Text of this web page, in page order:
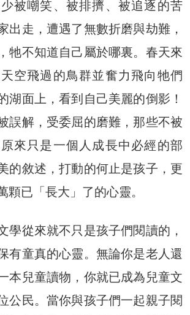
被嘲笑、被排擠、被追逐的苦
出走，遭遇了無數折磨與劫難，
牠不知道自己屬於哪裏。春天來
空飛過的鳥群並奮力飛向牠們
湖面上，看到自己美麗的倒影！
誤解，受委屈的磨難，那些不被
來只是一個人成長中必經的部
的敘述，打動的何止是孩子，更
顆已「長大」了的心靈。
學從來就不只是孩子們閱讀的，
有童真的心靈。無論你是老人還
本兒童讀物，你就已成為兒童文
公民。當你與孩子們一起親子閱